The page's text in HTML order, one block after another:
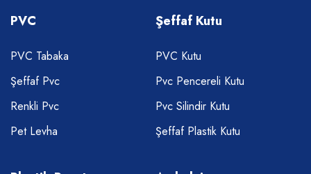
PVC
PVC Tabaka
Şeffaf Pvc
Renkli Pvc
Pet Levha
Şeffaf Kutu
PVC Kutu
Pvc Pencereli Kutu
Pvc Silindir Kutu
Şeffaf Plastik Kutu